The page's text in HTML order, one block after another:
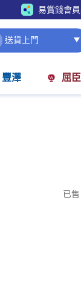
易賞錢會
送貨上門
豐澤 屈
已